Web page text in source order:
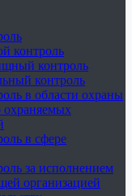
контроль
контроль
контроль
в области охраны
охраняемых
в сфере
за исполнением
организацией